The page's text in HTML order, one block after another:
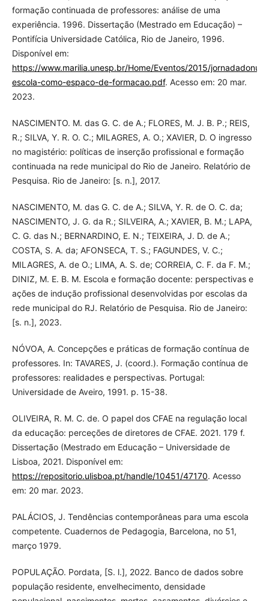
formação continuada de professores: análise de uma
experiência. 1996. Dissertação (Mestrado em Educação) –
Pontifícia Universidade Católica, Rio de Janeiro, 1996.
Disponível em:
https://www.marilia.unesp.br/Home/Eventos/2015/
escola-como-espaco-de-formacao.pdf. Acesso em: 20 mar.
2023.
NASCIMENTO. M. das G. C. de A.; FLORES, M. J. B. P.; REIS,
R.; SILVA, Y. R. O. C.; MILAGRES, A. O.; XAVIER, D. O ingresso
no magistério: políticas de inserção profissional e formação
continuada na rede municipal do Rio de Janeiro. Relatório de
Pesquisa. Rio de Janeiro: [s. n.], 2017.
NASCIMENTO, M. das G. C. de A.; SILVA, Y. R. de O. C. da;
NASCIMENTO, J. G. da R.; SILVEIRA, A.; XAVIER, B. M.; LAPA,
C. G. das N.; BERNARDINO, E. N.; TEIXEIRA, J. D. de A.;
COSTA, S. A. da; AFONSECA, T. S.; FAGUNDES, V. C.;
MILAGRES, A. de O.; LIMA, A. S. de; CORREIA, C. F. da F. M.;
DINIZ, M. E. B. M. Escola e formação docente: perspectivas e
ações de indução profissional desenvolvidas por escolas da
rede municipal do RJ. Relatório de Pesquisa. Rio de Janeiro:
[s. n.], 2023.
NÓVOA, A. Concepções e práticas de formação contínua de
professores. In: TAVARES, J. (coord.). Formação contínua de
professores: realidades e perspectivas. Portugal:
Universidade de Aveiro, 1991. p. 15-38.
OLIVEIRA, R. M. C. de. O papel dos CFAE na regulação local
da educação: perceções de diretores de CFAE. 2021. 179 f.
Dissertação (Mestrado em Educação – Universidade de
Lisboa, 2021. Disponível em:
https://repositorio.ulisboa.pt/handle/10451/47170. Acesso
em: 20 mar. 2023.
PALÁCIOS, J. Tendências contemporâneas para uma escola
competente. Cuadernos de Pedagogia, Barcelona, no 51,
março 1979.
POPULAÇÃO. Pordata, [S. l.], 2022. Banco de dados sobre
população residente, envelhecimento, densidade